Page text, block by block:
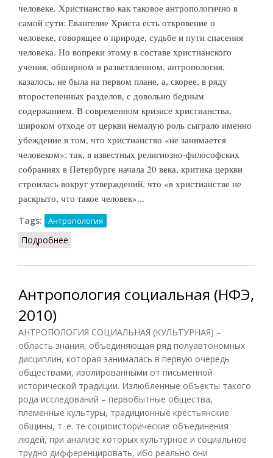
человеке. Христианство как таковое антропологично в
самой сути: Евангелие Христа есть откровение о
человеке, говорящее о природе, судьбе и пути спасения
человека. Но вопреки этому в составе христианского
учения, обширном и разветвленном, антропология,
казалось, не была на первом плане, а, скорее, в ряду
второстепенных разделов, с довольно бедным
содержанием. В современном кризисе христианства,
широком отходе от церкви немалую роль сыграло именно
убеждение в том, что христианство «не занимается
человеком»; так, в известных религиозно-философских
собраниях в Петербурге начала 20 века, критика церкви
строилась вокруг утверждений, что «в христианстве не
раскрыто, что такое человек»...
Tags: Антропология
Подробнее
Антропология социальная (НФЭ,
2010)
АНТРОПОЛОГИЯ СОЦИАЛЬНАЯ (КУЛЬТУРНАЯ) –
область знания, объединяющая ряд полуавтономных
дисциплин, которая занималась в первую очередь
обществами, изолированными от письменной
исторической традиции. Излюбленные объекты такого
рода исследований – первобытные общества,
племенные культуры, традиционные крестьянские
общины, т. е. те социоисторические объединения
людей, при анализе которых культурное и социальное
трудно дифференцировать, ибо реально они